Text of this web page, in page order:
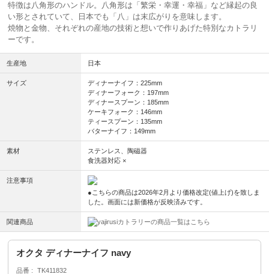
特徴は八角形のハンドル。八角形は「繁栄・幸運・幸福」など縁起の良
い形とされていて、日本でも「八」は末広がりを意味します。
焼物と金物、それぞれの産地の技術と想いで作りあげた特別なカトラリ
ーです。
生産地 日本
サイズ
ディナーナイフ：225mm
ディナーフォーク：197mm
ディナースプーン：185mm
ケーキフォーク：146mm
ティースプーン：135mm
バターナイフ：149mm
素材
ステンレス、陶磁器
食洗器対応 ×
注意事項
●こちらの商品は2026年2月より価格改定(値上げ)を致しま
した。画面には新価格が反映済みです。
関連商品 カトラリーの商品一覧はこちら
オクタ ディナーナイフ navy
品番
TK411832